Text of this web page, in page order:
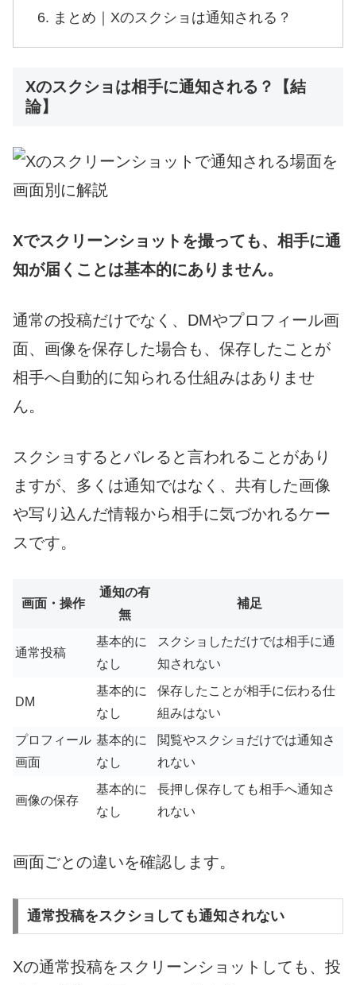
まとめ｜Xのスクショは通知される？
Xのスクショは相手に通知される？【結
論】
Xでスクリーンショットを撮っても、相手に通
知が届くことは基本的にありません。
通常の投稿だけでなく、DMやプロフィール画
面、画像を保存した場合も、保存したことが
相手へ自動的に知られる仕組みはありませ
ん。
スクショするとバレると言われることがあり
ますが、多くは通知ではなく、共有した画像
や写り込んだ情報から相手に気づかれるケー
スです。
画面・操作
通知の有
無
補足
通常投稿
基本的に
なし
スクショしただけでは相手に通
知されない
DM
基本的に
なし
保存したことが相手に伝わる仕
組みはない
プロフィール
画面
基本的に
なし
閲覧やスクショだけでは通知さ
れない
画像の保存
基本的に
なし
長押し保存しても相手へ通知さ
れない
画面ごとの違いを確認します。
通常投稿をスクショしても通知されない
Xの通常投稿をスクリーンショットしても、投